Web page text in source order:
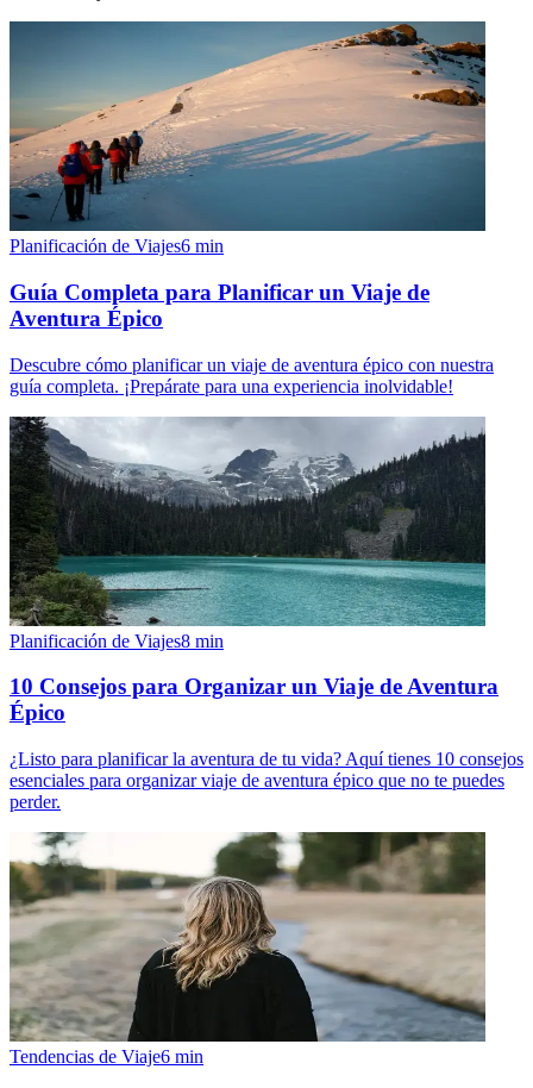
Planificación de Viajes6 min
Guía Completa para Planificar un Viaje de
Aventura Épico
Descubre cómo planificar un viaje de aventura épico con nuestra
guía completa. ¡Prepárate para una experiencia inolvidable!
Planificación de Viajes8 min
10 Consejos para Organizar un Viaje de Aventura
Épico
¿Listo para planificar la aventura de tu vida? Aquí tienes 10 consejos
esenciales para organizar viaje de aventura épico que no te puedes
perder.
Tendencias de Viaje6 min